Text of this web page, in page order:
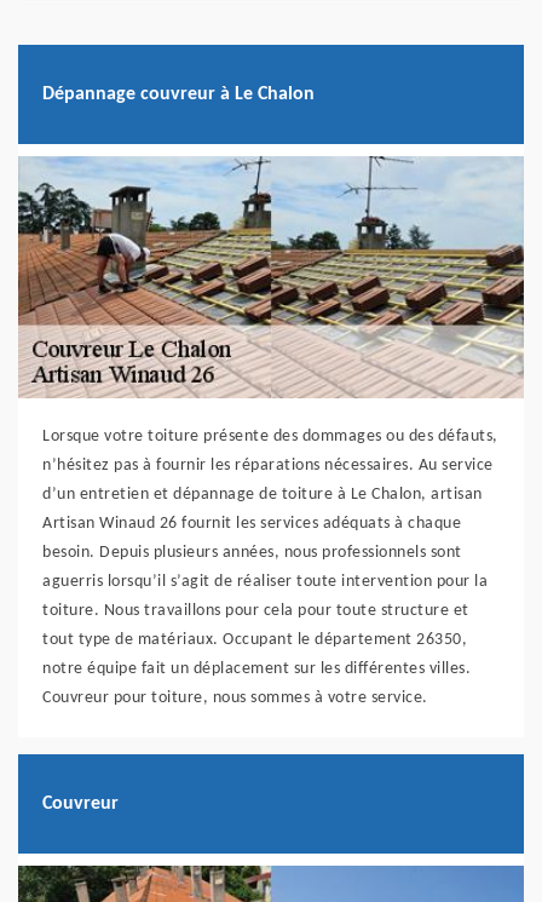
Dépannage couvreur à Le Chalon
Lorsque votre toiture présente des dommages ou des défauts,
n’hésitez pas à fournir les réparations nécessaires. Au service
d’un entretien et dépannage de toiture à Le Chalon, artisan
Artisan Winaud 26 fournit les services adéquats à chaque
besoin. Depuis plusieurs années, nous professionnels sont
aguerris lorsqu’il s’agit de réaliser toute intervention pour la
toiture. Nous travaillons pour cela pour toute structure et
tout type de matériaux. Occupant le département 26350,
notre équipe fait un déplacement sur les différentes villes.
Couvreur pour toiture, nous sommes à votre service.
Couvreur